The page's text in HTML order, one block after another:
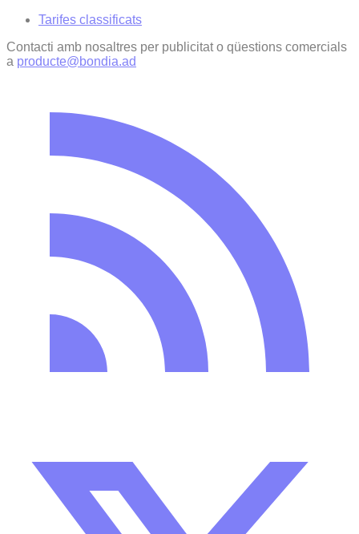
Tarifes classificats
Contacti amb nosaltres per publicitat o qüestions comercials
a producte@bondia.ad